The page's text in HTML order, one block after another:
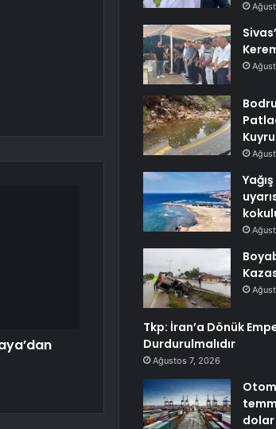
Tkp: İran’a Dönük
Durdurulmalıdır
Ağustos 7, 2026
dolar